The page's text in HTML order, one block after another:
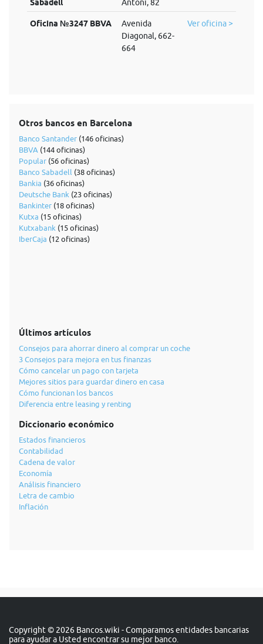
Sabadell
Antoni, 82
Oficina №3247 BBVA
Avenida
Diagonal, 662-
664
Ver oficina >
Otros bancos en Barcelona
Banco Santander (146 oficinas)
BBVA (144 oficinas)
Popular (56 oficinas)
Banco Sabadell (38 oficinas)
Bankia (36 oficinas)
Deutsche Bank (23 oficinas)
Bankinter (18 oficinas)
Kutxa (15 oficinas)
Kutxabank (15 oficinas)
IberCaja (12 oficinas)
Últimos artículos
Consejos para ahorrar dinero al comprar un coche
3 Consejos para mejora en tus finanzas
Cómo cancelar un pago con tarjeta
Mejores sitios para guardar dinero en casa
Cómo funcionan los bancos
Diferencia entre leasing y renting
Diccionario económico
Estados financieros
Contabilidad
Cadena de valor
Economía
Análisis financiero
Letra de cambio
Inflación
Copyright © 2026 Bancos.wiki - Comparamos entidades bancarias
para ayudar a Usted encontrar su mejor banco.